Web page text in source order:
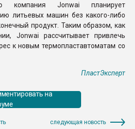
компания Jonwai планирует
литьевых машин без какого-либо
продукт. Таким образом, как
Jonwai рассчитывает привлечь
к новым термопластавтоматам со
ПластЭксперт
на
следующая новость